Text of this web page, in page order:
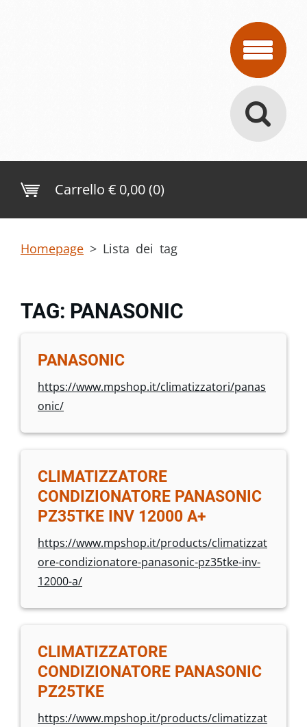
Carrello € 0,00 (0)
Homepage > Lista dei tag
TAG: PANASONIC
PANASONIC
https://www.mpshop.it/climatizzatori/panas
onic/
CLIMATIZZATORE
CONDIZIONATORE PANASONIC
PZ35TKE INV 12000 A+
https://www.mpshop.it/products/climatizzat
ore-condizionatore-panasonic-pz35tke-inv-
12000-a/
CLIMATIZZATORE
CONDIZIONATORE PANASONIC
PZ25TKE
https://www.mpshop.it/products/climatizzat